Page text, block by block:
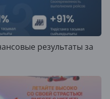
результаты за